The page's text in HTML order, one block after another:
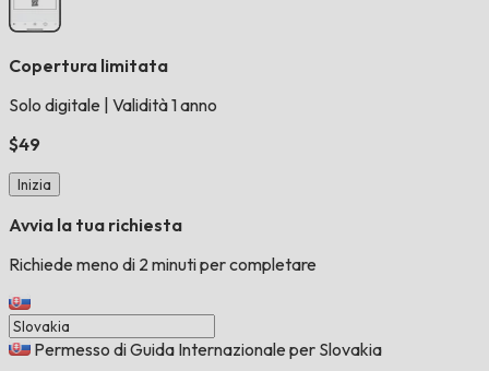
Copertura limitata
Solo digitale Validità 1 anno
$49
Inizia
Avvia la tua richiesta
Richiede meno di 2 minuti per completare
Permesso di Guida Internazionale per Slovakia